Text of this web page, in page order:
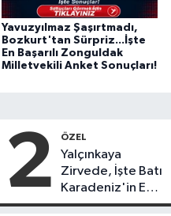
Yavuzyılmaz Şaşırtmadı,
Bozkurt'tan Sürpriz...İşte
En Başarılı Zonguldak
Milletvekili Anket Sonuçları!
2 ÖZEL
Yalçınkaya
Zirvede, İşte Batı
Karadeniz'in En
Başarılı Belediye